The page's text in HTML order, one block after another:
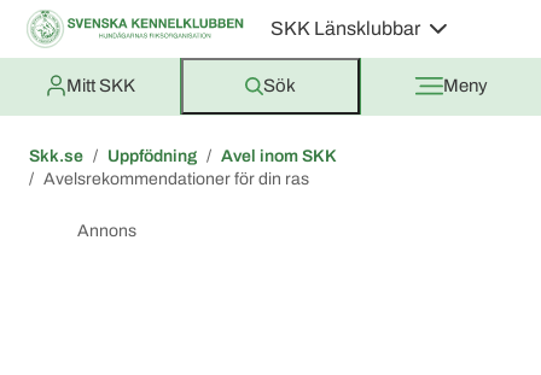
SKK Länsklubbar
Mitt SKK Sök Meny
Skk.se Uppfödning
Avel inom SKK
Avelsrekommendationer för din ras
Annons